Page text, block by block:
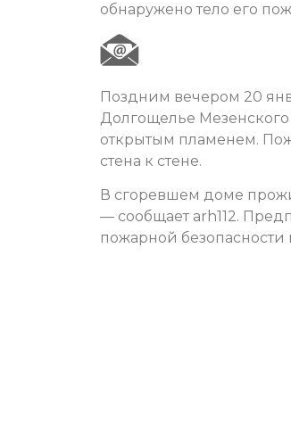
обнаружено тело его
Поздним вечером 20
Долгощелье
открытым пламенем.
стена к стене.
В сгоревшем доме
— сообщает arh112.
пожарной безопасности